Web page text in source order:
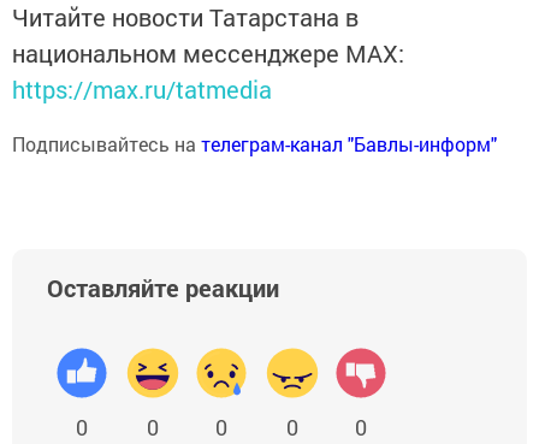
Читайте новости Татарстана в
национальном мессенджере MАХ:
https://max.ru/tatmedia
Подписывайтесь на телеграм-канал "Бавлы-информ"
Оставляйте реакции
0 0 0 0 0